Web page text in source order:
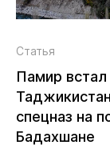
Статья
Памир
спецназ на
Бадахшане